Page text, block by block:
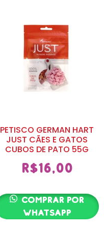
PETISCO GERMAN HART
JUST CÃES E GATOS
CUBOS DE PATO 55G
R$16,00
Comprar por
whatsapp